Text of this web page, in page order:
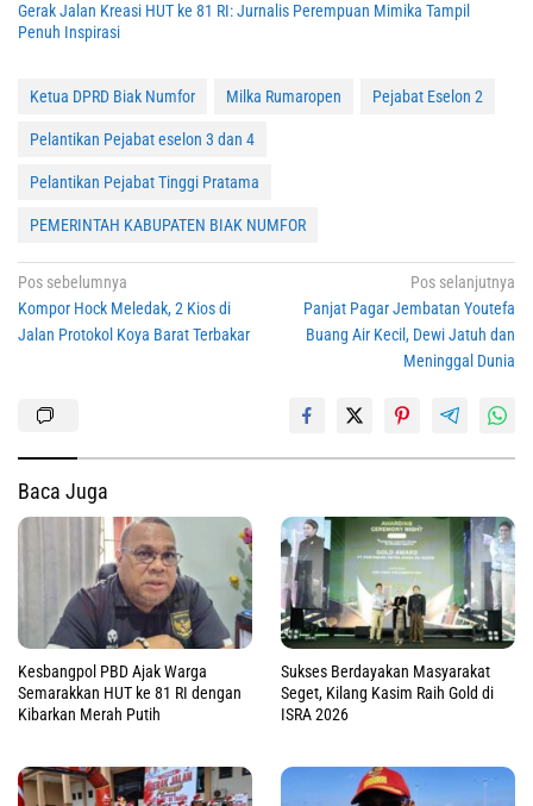
Gerak Jalan Kreasi HUT ke 81 RI: Jurnalis Perempuan Mimika Tampil
Penuh Inspirasi
Ketua DPRD Biak Numfor Milka Rumaropen Pejabat Eselon 2
Pelantikan Pejabat eselon 3 dan 4
Pelantikan Pejabat Tinggi Pratama
PEMERINTAH KABUPATEN BIAK NUMFOR
Navigasi
pos
Pos sebelumnya
Kompor Hock Meledak, 2 Kios di
Jalan Protokol Koya Barat Terbakar
Pos selanjutnya
Panjat Pagar Jembatan Youtefa
Buang Air Kecil, Dewi Jatuh dan
Meninggal Dunia
Baca Juga
Kesbangpol PBD Ajak Warga
Semarakkan HUT ke 81 RI dengan
Kibarkan Merah Putih
Sukses Berdayakan Masyarakat
Seget, Kilang Kasim Raih Gold di
ISRA 2026